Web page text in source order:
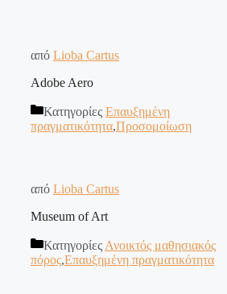
από Lioba Cartus
Adobe Aero
Κατηγορίες Επαυξημένη
πραγματικότητα,Προσομοίωση
από Lioba Cartus
Museum of Art
Κατηγορίες Ανοικτός μαθησιακός
πόρος,Επαυξημένη πραγματικότητα